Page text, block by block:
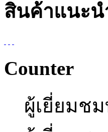
สินค้าแนะน
Counter
ผู้เยี่ยมช